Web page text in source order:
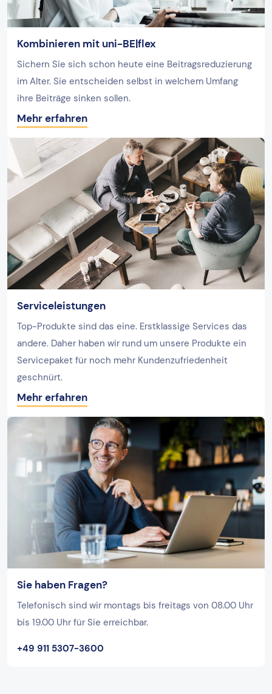
Kombinieren mit uni-BE|flex
Sichern Sie sich schon heute eine Beitragsreduzierung
im Alter. Sie entscheiden selbst in welchem Umfang
ihre Beiträge sinken sollen.
Mehr erfahren
Serviceleistungen
Top-Produkte sind das eine. Erstklassige Services das
andere. Daher haben wir rund um unsere Produkte ein
Servicepaket für noch mehr Kundenzufriedenheit
geschnürt.
Mehr erfahren
Sie haben Fragen?
Telefonisch sind wir montags bis freitags von 08.00 Uhr
bis 19.00 Uhr für Sie erreichbar.
+49 911 5307-3600